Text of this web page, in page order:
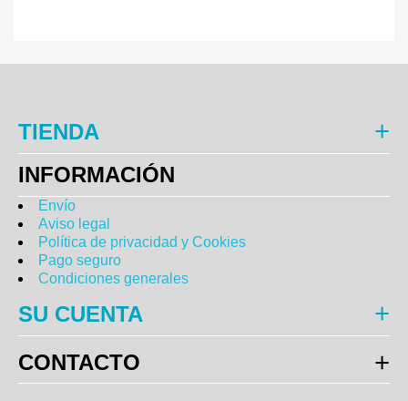
TIENDA
INFORMACIÓN
Envío
Aviso legal
Política de privacidad y Cookies
Pago seguro
Condiciones generales
SU CUENTA
CONTACTO